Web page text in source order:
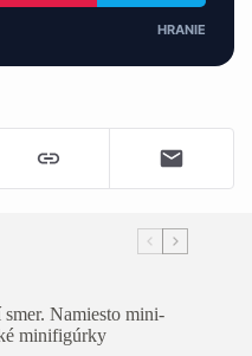
HRANIE
Namiesto mini-
minifigúrky